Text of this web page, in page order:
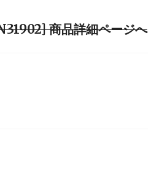
商品詳細ページへ